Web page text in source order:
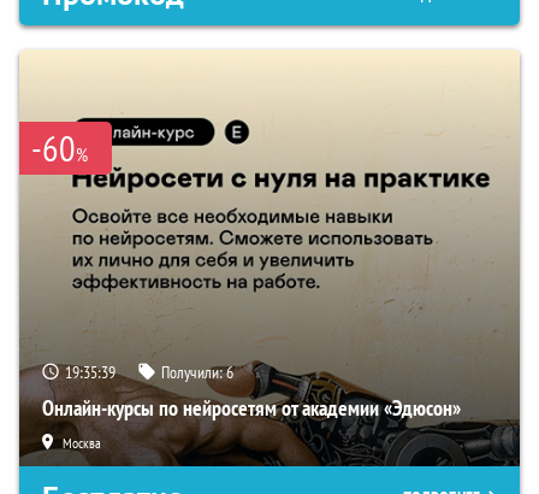
-60%
19:35:38 Получили:6
Онлайн-курсы по нейросетям от академии «Эдюсон»
Москва